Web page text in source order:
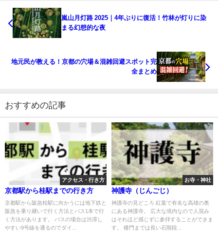
嵐山月灯路 2025｜4年ぶりに復活！竹林が灯りに染
まる幻想的な夜
地元民が教える！京都の穴場＆混雑回避スポット完
全まとめ
おすすめの記事
アクセス・行き方
京都駅から桂駅までの行き方
京都駅から阪急桂駅に向かうには地下鉄と
阪急を乗り継いで行く方法とバス1本で行
く方法があります。 バスの場合は渋滞し
やすい9号線を通るのでダイ...
お寺・神社
神護寺（じんごじ）
神護寺の見どころ 紅葉で有名な高雄の奥
にある神護寺。 広大な境内なので人混み
はそれほど感じずに参拝することができま
す。 楼門までは長い石階段...